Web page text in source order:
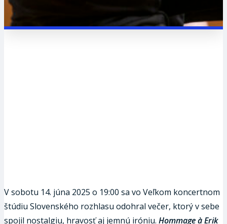
V sobotu 14. júna 2025 o 19:00 sa vo Veľkom koncertnom
štúdiu Slovenského rozhlasu odohral večer, ktorý v sebe
spojil nostalgiu, hravosť aj jemnú iróniu. Hommage à Erik